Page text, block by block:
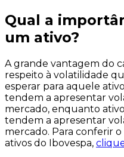
Qual a
um ativo?
A grande vantagem do
respeito à volatilidade
esperar para aquele
tendem a apresentar
mercado, enquanto
tendem a apresentar
mercado. Para conferir
ativos do Ibovespa,